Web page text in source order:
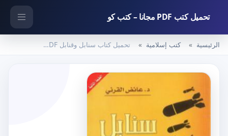
تحميل كتب PDF مجانا – كتب كو
الرئيسية كتب إسلامية تحميل كتاب سنابل وقنابل PDF تأليف عائض القرني مجانا [كامل]